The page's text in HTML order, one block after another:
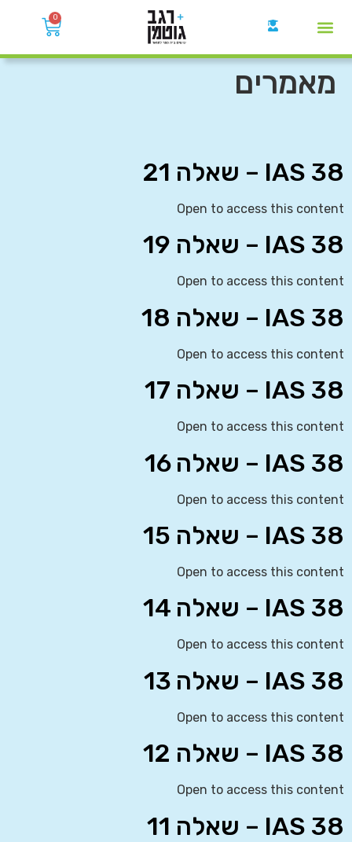
0
מאמרים
IAS 38 – שאלה 21
Open to access this content
IAS 38 – שאלה 19
Open to access this content
IAS 38 – שאלה 18
Open to access this content
IAS 38 – שאלה 17
Open to access this content
IAS 38 – שאלה 16
Open to access this content
IAS 38 – שאלה 15
Open to access this content
IAS 38 – שאלה 14
Open to access this content
IAS 38 – שאלה 13
Open to access this content
IAS 38 – שאלה 12
Open to access this content
IAS 38 – שאלה 11